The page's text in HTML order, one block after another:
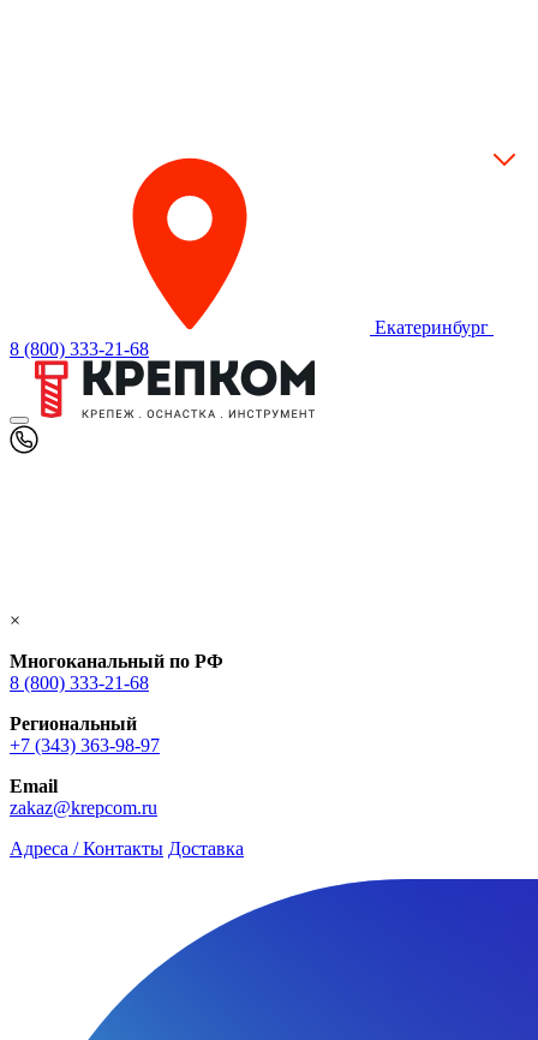
Екатеринбург
8 (800) 333-21-68
×
Многоканальный по РФ
8 (800) 333‑21-68
Региональный
+7 (343) 363-98-97
Email
zakaz@krepcom.ru
Адреса / Контакты Доставка